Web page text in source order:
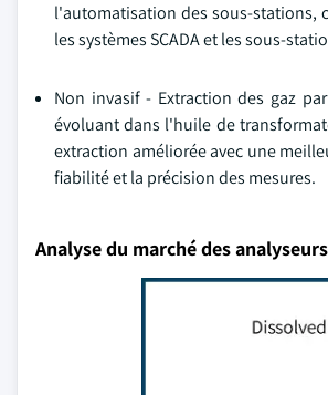
l'automatisation des sous-stations,
les systèmes SCADA et les sous-
Non invasif - Extraction des gaz
évoluant dans l'huile de
extraction améliorée avec une
fiabilité et la précision des mesures.
Analyse du marché des